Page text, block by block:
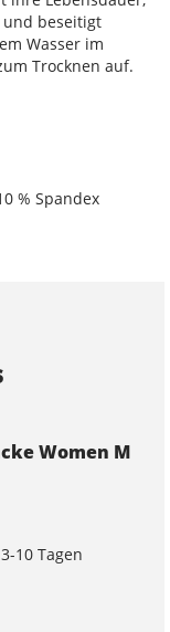
beseitigt
Wasser im
Trocknen auf.
% Spandex
Women M
10 Tagen